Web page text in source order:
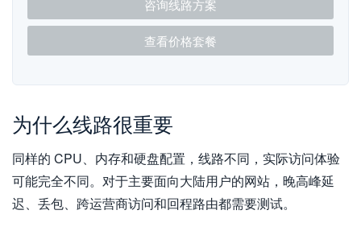
咨询线路方案
查看价格套餐
为什么线路很重要
同样的 CPU、内存和硬盘配置，线路不同，实际访问体验
可能完全不同。对于主要面向大陆用户的网站，晚高峰延
迟、丢包、跨运营商访问和回程路由都需要测试。